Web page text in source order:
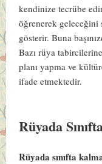
kendinize tecrübe
öğrenerek geleceğini
gösterir. Buna
Bazı rüya
planı yapma ve
ifade etmektedir.
Rüyada
Rüyada sınıfta